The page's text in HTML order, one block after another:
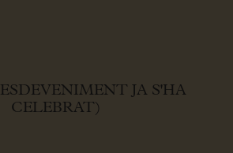
JA S'HA
CELEBRAT)